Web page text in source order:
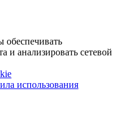
и анализировать сетевой
использования